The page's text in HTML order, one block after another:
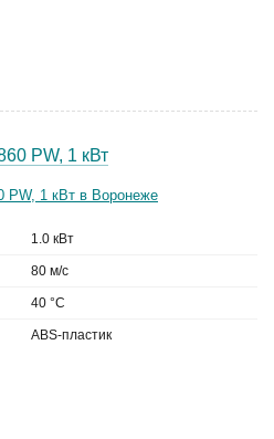
PW, 1 кВт
1.0 кВт
80 м/с
40 °C
ABS-пластик